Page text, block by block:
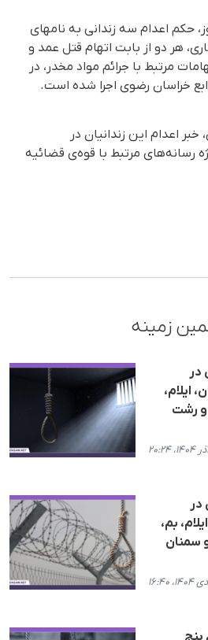
حکم اعدام سە زندانی بە نامهای
هر دو از بابت اتهام قتل عمد و
مرتبط با جرائم مواد مخدر، در
خراسان رضوی اجرا شدە است.
اعدام این زندانیان در
رسانه‌های مرتبط با قوه‌ی قضائیه
زمینه
در
ایلام،
و رشت
در
بم،
سمنان